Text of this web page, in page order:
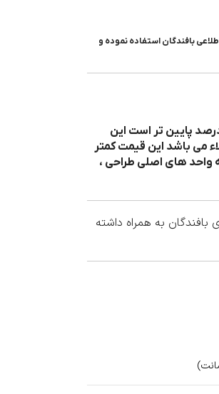
بافندگان استفاده نموده و
مهم در مورد قیمت نخ و نقشه ارائه شده توسط پرشین بافت این است که قیمت ما نسبت به تقریبا تمامی قیمت های موجود در بازار حداقل ۱۵ درصد پایین تر است این
می باشد این قیمت کمتر
واحد های اصلی طراحی ،
به همراه داشته